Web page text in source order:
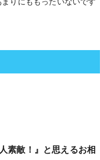
りにももったいないです
素敵！』と思えるお相